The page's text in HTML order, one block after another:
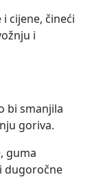
cijene, čineći
i
bi smanjila
goriva.
guma
dugoročne